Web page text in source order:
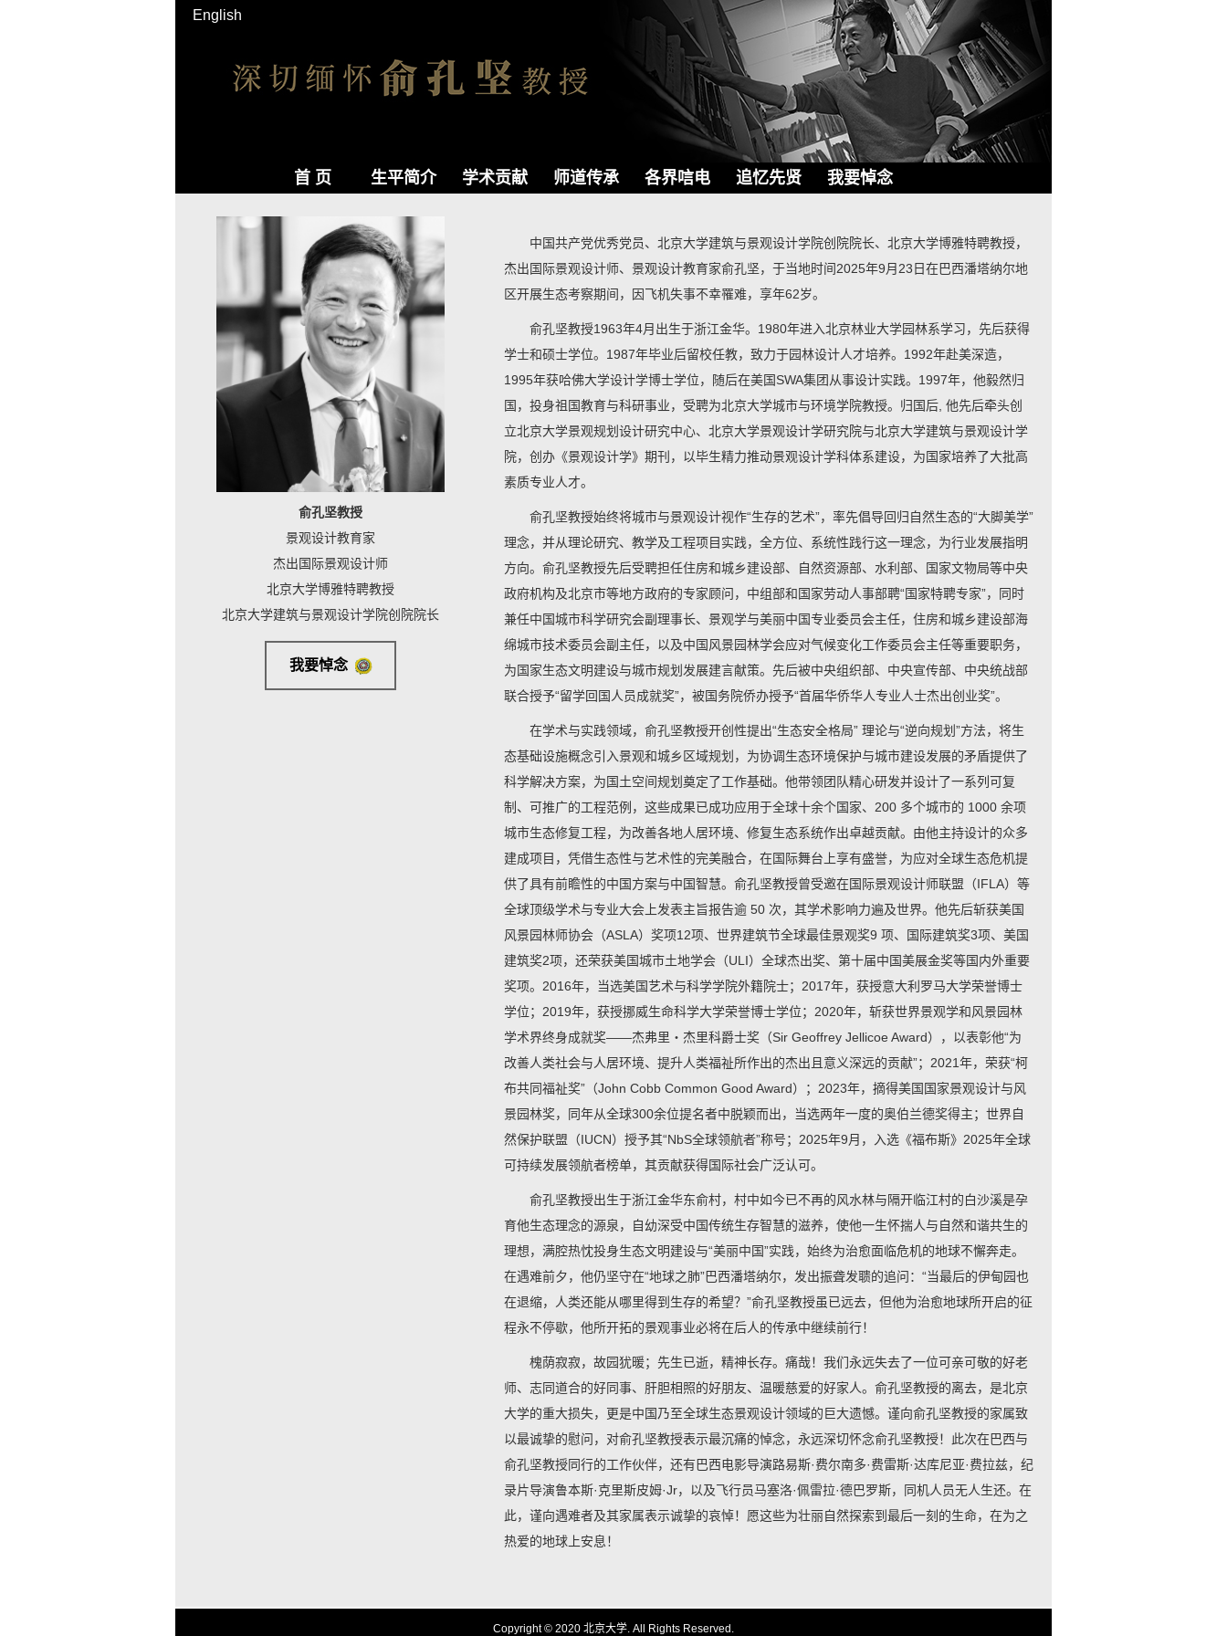
English
首 页 生平简介 学术贡献 师道传承 各界唁电 追忆先贤 我要悼念
俞孔坚教授
景观设计教育家
杰出国际景观设计师
北京大学博雅特聘教授
北京大学建筑与景观设计学院创院院长
我要悼念
中国共产党优秀党员、北京大学建筑与景观设计学院创院院长、北京大学博雅特聘教授，
杰出国际景观设计师、景观设计教育家俞孔坚，于当地时间2025年9月23日在巴西潘塔纳尔地
区开展生态考察期间，因飞机失事不幸罹难，享年62岁。
俞孔坚教授1963年4月出生于浙江金华。1980年进入北京林业大学园林系学习，先后获得
学士和硕士学位。1987年毕业后留校任教，致力于园林设计人才培养。1992年赴美深造，
1995年获哈佛大学设计学博士学位，随后在美国SWA集团从事设计实践。1997年，他毅然归
国，投身祖国教育与科研事业，受聘为北京大学城市与环境学院教授。归国后, 他先后牵头创
立北京大学景观规划设计研究中心、北京大学景观设计学研究院与北京大学建筑与景观设计学
院，创办《景观设计学》期刊，以毕生精力推动景观设计学科体系建设，为国家培养了大批高
素质专业人才。
俞孔坚教授始终将城市与景观设计视作“生存的艺术”，率先倡导回归自然生态的“大脚美学”
理念，并从理论研究、教学及工程项目实践，全方位、系统性践行这一理念，为行业发展指明
方向。俞孔坚教授先后受聘担任住房和城乡建设部、自然资源部、水利部、国家文物局等中央
政府机构及北京市等地方政府的专家顾问，中组部和国家劳动人事部聘“国家特聘专家”，同时
兼任中国城市科学研究会副理事长、景观学与美丽中国专业委员会主任，住房和城乡建设部海
绵城市技术委员会副主任，以及中国风景园林学会应对气候变化工作委员会主任等重要职务，
为国家生态文明建设与城市规划发展建言献策。先后被中央组织部、中央宣传部、中央统战部
联合授予“留学回国人员成就奖”，被国务院侨办授予“首届华侨华人专业人士杰出创业奖”。
在学术与实践领域，俞孔坚教授开创性提出“生态安全格局” 理论与“逆向规划”方法，将生
态基础设施概念引入景观和城乡区域规划，为协调生态环境保护与城市建设发展的矛盾提供了
科学解决方案，为国土空间规划奠定了工作基础。他带领团队精心研发并设计了一系列可复
制、可推广的工程范例，这些成果已成功应用于全球十余个国家、200 多个城市的 1000 余项
城市生态修复工程，为改善各地人居环境、修复生态系统作出卓越贡献。由他主持设计的众多
建成项目，凭借生态性与艺术性的完美融合，在国际舞台上享有盛誉，为应对全球生态危机提
供了具有前瞻性的中国方案与中国智慧。俞孔坚教授曾受邀在国际景观设计师联盟（IFLA）等
全球顶级学术与专业大会上发表主旨报告逾 50 次，其学术影响力遍及世界。他先后斩获美国
风景园林师协会（ASLA）奖项12项、世界建筑节全球最佳景观奖9 项、国际建筑奖3项、美国
建筑奖2项，还荣获美国城市土地学会（ULI）全球杰出奖、第十届中国美展金奖等国内外重要
奖项。2016年，当选美国艺术与科学学院外籍院士；2017年，获授意大利罗马大学荣誉博士
学位；2019年，获授挪威生命科学大学荣誉博士学位；2020年，斩获世界景观学和风景园林
学术界终身成就奖——杰弗里・杰里科爵士奖（Sir Geoffrey Jellicoe Award），以表彰他“为
改善人类社会与人居环境、提升人类福祉所作出的杰出且意义深远的贡献”；2021年，荣获“柯
布共同福祉奖”（John Cobb Common Good Award）；2023年，摘得美国国家景观设计与风
景园林奖，同年从全球300余位提名者中脱颖而出，当选两年一度的奥伯兰德奖得主；世界自
然保护联盟（IUCN）授予其“NbS全球领航者”称号；2025年9月，入选《福布斯》2025年全球
可持续发展领航者榜单，其贡献获得国际社会广泛认可。
俞孔坚教授出生于浙江金华东俞村，村中如今已不再的风水林与隔开临江村的白沙溪是孕
育他生态理念的源泉，自幼深受中国传统生存智慧的滋养，使他一生怀揣人与自然和谐共生的
理想，满腔热忱投身生态文明建设与“美丽中国”实践，始终为治愈面临危机的地球不懈奔走。
在遇难前夕，他仍坚守在“地球之肺”巴西潘塔纳尔，发出振聋发聩的追问：“当最后的伊甸园也
在退缩，人类还能从哪里得到生存的希望？”俞孔坚教授虽已远去，但他为治愈地球所开启的征
程永不停歇，他所开拓的景观事业必将在后人的传承中继续前行！
槐荫寂寂，故园犹暖；先生已逝，精神长存。痛哉！我们永远失去了一位可亲可敬的好老
师、志同道合的好同事、肝胆相照的好朋友、温暖慈爱的好家人。俞孔坚教授的离去，是北京
大学的重大损失，更是中国乃至全球生态景观设计领域的巨大遗憾。谨向俞孔坚教授的家属致
以最诚挚的慰问，对俞孔坚教授表示最沉痛的悼念，永远深切怀念俞孔坚教授！此次在巴西与
俞孔坚教授同行的工作伙伴，还有巴西电影导演路易斯·费尔南多·费雷斯·达库尼亚·费拉兹，纪
录片导演鲁本斯·克里斯皮姆·Jr，以及飞行员马塞洛·佩雷拉·德巴罗斯，同机人员无人生还。在
此，谨向遇难者及其家属表示诚挚的哀悼！愿这些为壮丽自然探索到最后一刻的生命，在为之
热爱的地球上安息！
Copyright © 2020 北京大学. All Rights Reserved.